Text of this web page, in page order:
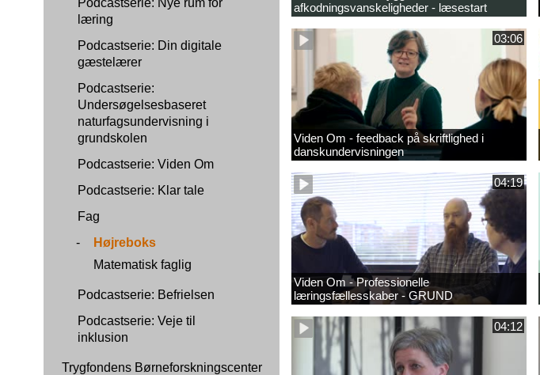
Podcastserie: Nye rum for
læring
Podcastserie: Din digitale
gæstelærer
Podcastserie:
Undersøgelsesbaseret
naturfagsundervisning i
grundskolen
Podcastserie: Viden Om
Podcastserie: Klar tale
Fag
-
Højreboks
Matematisk faglig
Podcastserie: Befrielsen
Podcastserie: Veje til
inklusion
Trygfondens Børneforskningscenter
afkodningsvanskeligheder - læsestart
03:06
Viden Om - feedback på skriftlighed i
danskundervisningen
04:19
Viden Om - Professionelle
læringsfællesskaber - GRUND
04:12